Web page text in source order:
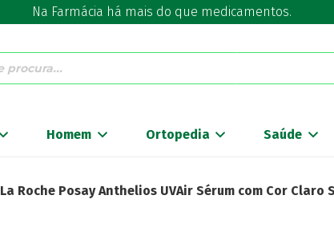
Na Farmácia há mais do que medicamentos.
Homem Ortopedia Saúde
La Roche Posay Anthelios UVAir Sérum com Cor Claro